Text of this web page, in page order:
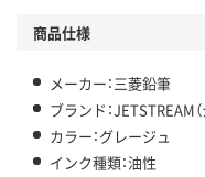
商品仕様
メーカー：三菱鉛筆
ブランド：JETSTREAM
カラー：グレージュ
インク種類：油性